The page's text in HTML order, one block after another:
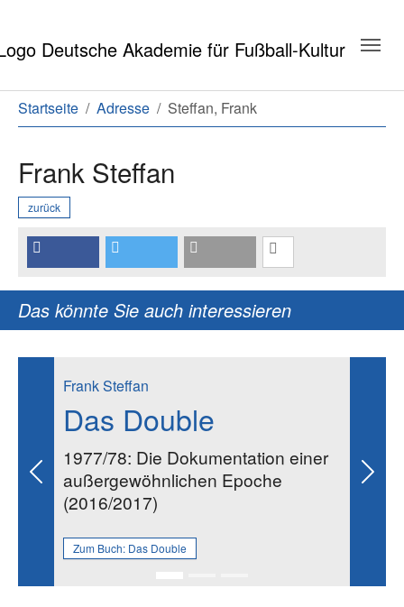
Sie sind hier:
Startseite Adresse Steffan, Frank
Frank Steffan
zurück
Das könnte Sie auch interessieren
Frank Steffan
Das Double
1977/78: Die Dokumentation einer
außergewöhnlichen Epoche
(2016/2017)
Zum Buch: Das Double
Previous Next